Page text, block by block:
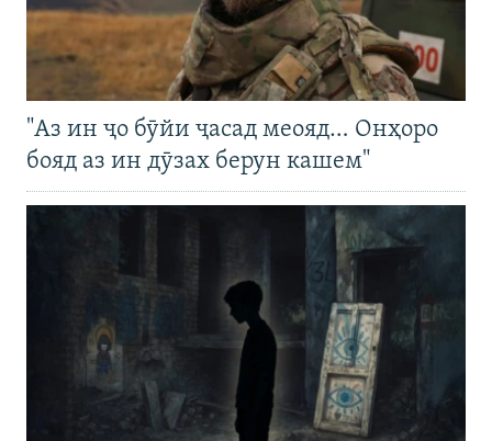
"Аз ин ҷо бӯйи ҷасад меояд… Онҳоро
бояд аз ин дӯзах берун кашем"